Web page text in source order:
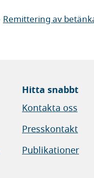
Remittering av
Hitta snabbt
Kontakta oss
Presskontakt
Publikationer